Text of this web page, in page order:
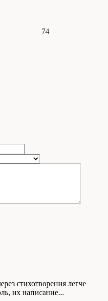
74
стихотворения легче
их написание...